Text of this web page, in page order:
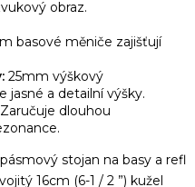
obraz.
basové měniče zajišťují
25mm výškový
jasné a detailní výšky.
Zaručuje dlouhou
stojan na basy a
16cm (6-1 / 2 ”) kužel